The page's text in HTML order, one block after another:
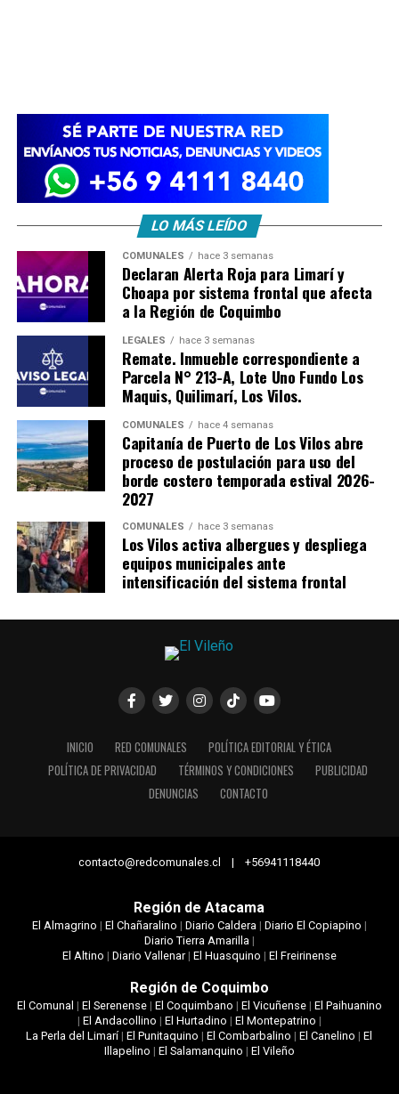
LO MÁS LEÍDO
COMUNALES hace 3 semanas
Declaran Alerta Roja para Limarí y
Choapa por sistema frontal que afecta
a la Región de Coquimbo
LEGALES hace 3 semanas
Remate. Inmueble correspondiente a
Parcela N° 213-A, Lote Uno Fundo Los
Maquis, Quilimarí, Los Vilos.
COMUNALES hace 4 semanas
Capitanía de Puerto de Los Vilos abre
proceso de postulación para uso del
borde costero temporada estival 2026-
2027
COMUNALES hace 3 semanas
Los Vilos activa albergues y despliega
equipos municipales ante
intensificación del sistema frontal
INICIO RED COMUNALES
POLÍTICA EDITORIAL Y ÉTICA
POLÍTICA DE PRIVACIDAD
TÉRMINOS Y CONDICIONES
PUBLICIDAD
DENUNCIAS
CONTACTO
contacto@redcomunales.cl | +56941118440
Región de Atacama
El Almagrino | El Chañaralino | Diario Caldera | Diario El Copiapino |
Diario Tierra Amarilla |
El Altino | Diario Vallenar| El Huasquino | El Freirinense
Región de Coquimbo
El Comunal | El Serenense| El Coquimbano | El Vicuñense| El Paihuanino
| El Andacollino | El Hurtadino | El Montepatrino |
La Perla del Limarí|El Punitaquino |El Combarbalino |El Canelino |El
Illapelino | El Salamanquino | El Vileño